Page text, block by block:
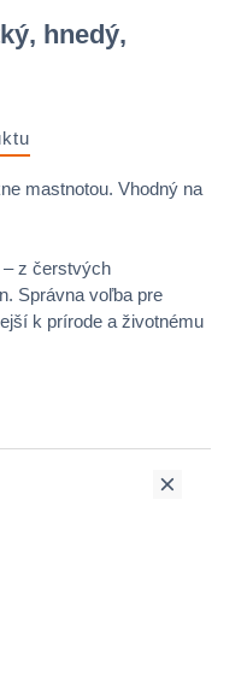
hnedý,
mastnotou. Vhodný na
– z čerstvých
Správna voľba pre
k prírode a životnému